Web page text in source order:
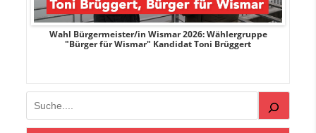
Wahl Bürgermeister/in Wismar 2026: Wählergruppe
"Bürger für Wismar" Kandidat Toni Brüggert
Suchen